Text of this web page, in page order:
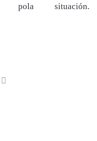
pola situación.